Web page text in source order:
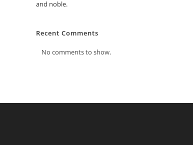
and noble.
Recent Comments
No comments to show.